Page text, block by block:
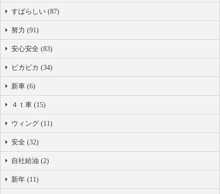
すばらしい (87)
努力 (91)
安心安全 (83)
ピカピカ (34)
新車 (6)
４ｔ車 (15)
ウィング (11)
安全 (32)
自社給油 (2)
新年 (11)